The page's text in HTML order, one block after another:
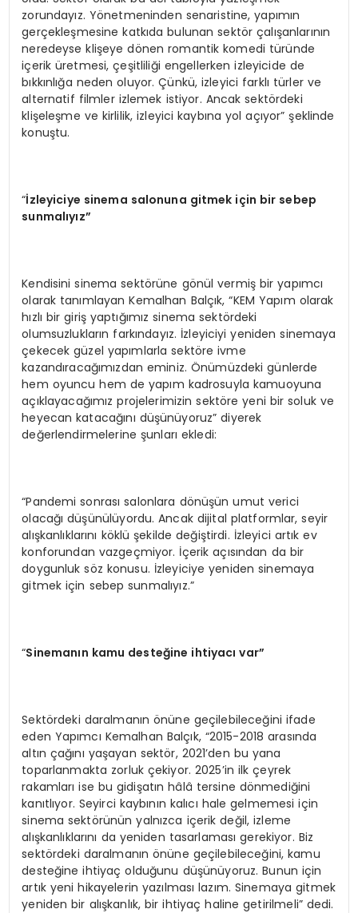
zorundayız. Yönetmeninden senaristine, yapımın
gerçekleşmesine katkıda bulunan sektör çalışanlarının
neredeyse klişeye dönen romantik komedi türünde
içerik üretmesi, çeşitliliği engellerken izleyicide de
bıkkınlığa neden oluyor. Çünkü, izleyici farklı türler ve
alternatif filmler izlemek istiyor. Ancak sektördeki
klişeleşme ve kirlilik, izleyici kaybına yol açıyor” şeklinde
konuştu.
“İzleyiciye sinema salonuna gitmek için bir sebep
sunmalıyız”
Kendisini sinema sektörüne gönül vermiş bir yapımcı
olarak tanımlayan Kemalhan Balçık, “KEM Yapım olarak
hızlı bir giriş yaptığımız sinema sektördeki
olumsuzlukların farkındayız. İzleyiciyi yeniden sinemaya
çekecek güzel yapımlarla sektöre ivme
kazandıracağımızdan eminiz. Önümüzdeki günlerde
hem oyuncu hem de yapım kadrosuyla kamuoyuna
açıklayacağımız projelerimizin sektöre yeni bir soluk ve
heyecan katacağını düşünüyoruz” diyerek
değerlendirmelerine şunları ekledi:
“Pandemi sonrası salonlara dönüşün umut verici
olacağı düşünülüyordu. Ancak dijital platformlar, seyir
alışkanlıklarını köklü şekilde değiştirdi. İzleyici artık ev
konforundan vazgeçmiyor. İçerik açısından da bir
doygunluk söz konusu. İzleyiciye yeniden sinemaya
gitmek için sebep sunmalıyız.”
“Sinemanın kamu desteğine ihtiyacı var”
Sektördeki daralmanın önüne geçilebileceğini ifade
eden Yapımcı Kemalhan Balçık, “2015-2018 arasında
altın çağını yaşayan sektör, 2021’den bu yana
toparlanmakta zorluk çekiyor. 2025’in ilk çeyrek
rakamları ise bu gidişatın hâlâ tersine dönmediğini
kanıtlıyor. Seyirci kaybının kalıcı hale gelmemesi için
sinema sektörünün yalnızca içerik değil, izleme
alışkanlıklarını da yeniden tasarlaması gerekiyor. Biz
sektördeki daralmanın önüne geçilebileceğini, kamu
desteğine ihtiyaç olduğunu düşünüyoruz. Bunun için
artık yeni hikayelerin yazılması lazım. Sinemaya gitmek
yeniden bir alışkanlık, bir ihtiyaç haline getirilmeli” dedi.